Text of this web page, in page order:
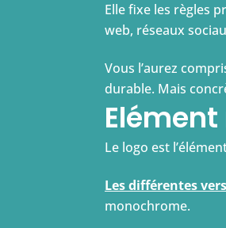
Elle fixe les règles
web, réseaux
Vous l’aurez
durable. Mais
Elément
Le logo est
Les différentes
monochrome.